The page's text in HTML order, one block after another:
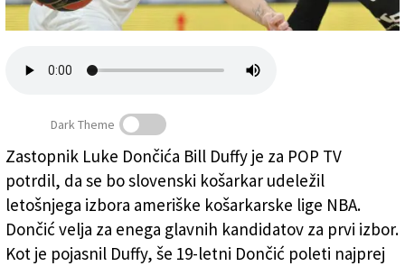
Založnik
Dončić gre na letošnji nabor lige NBA
Dark Theme
Zastopnik Luke Dončića Bill Duffy je za POP TV
potrdil, da se bo slovenski košarkar udeležil
letošnjega izbora ameriške košarkarske lige NBA.
Dončić velja za enega glavnih kandidatov za prvi izbor.
Kot je pojasnil Duffy, še 19-letni Dončić poleti najprej